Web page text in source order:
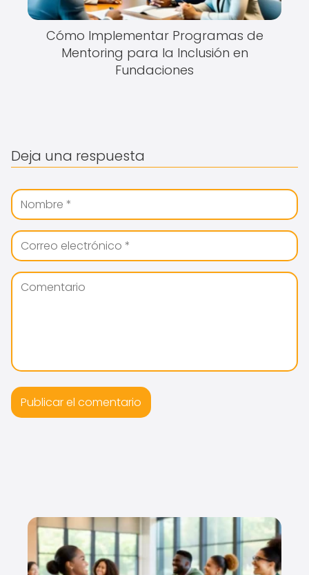
Cómo Implementar Programas de
Mentoring para la Inclusión en
Fundaciones
Deja una respuesta